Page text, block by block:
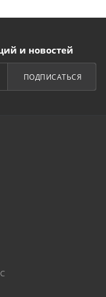
и новостей
ПОДПИСАТЬСЯ